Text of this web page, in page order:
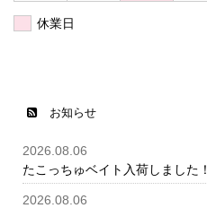
休業日
お知らせ
2026.08.06
たこっちゅベイト入荷しました
2026.08.06